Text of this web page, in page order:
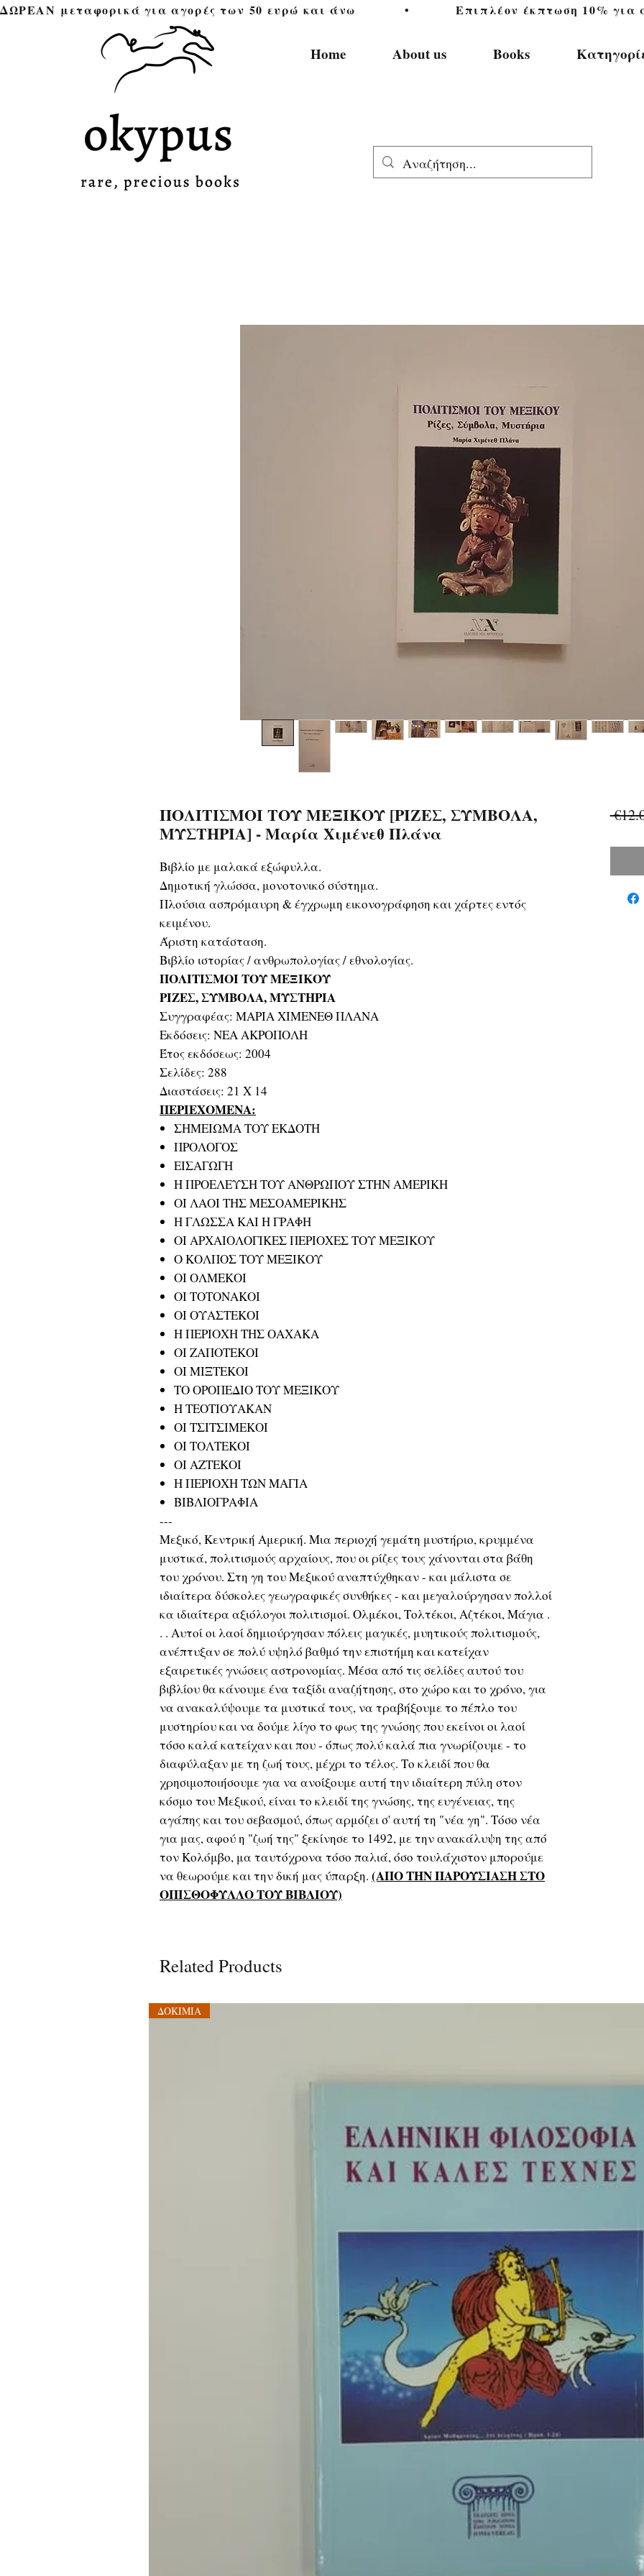
ΔΩΡΕΑΝ μεταφορικά για αγορές των 50 ευρώ και άνω            •           Επιπλέον έκπτωση 10%
Home About us Books
ΠΟΛΙΤΙΣΜΟΙ ΤΟΥ ΜΕΞΙΚΟΥ [ΡΙΖΕΣ, ΣΥΜΒΟΛΑ,
ΜΥΣΤΗΡΙΑ] - Μαρία Χιμένεθ Πλάνα
Βιβλίο με μαλακά εξώφυλλα.
Δημοτική γλώσσα, μονοτονικό σύστημα.
Πλούσια ασπρόμαυρη & έγχρωμη εικονογράφηση και χάρτες εντός
κειμένου.
Άριστη κατάσταση.
Βιβλίο ιστορίας / ανθρωπολογίας / εθνολογίας.
ΠΟΛΙΤΙΣΜΟΙ ΤΟΥ ΜΕΞΙΚΟΥ
ΡΙΖΕΣ, ΣΥΜΒΟΛΑ, ΜΥΣΤΗΡΙΑ
Συγγραφέας: ΜΑΡΙΑ ΧΙΜΕΝΕΘ ΠΛΑΝΑ
Εκδόσεις: ΝΕΑ ΑΚΡΟΠΟΛΗ
Έτος εκδόσεως: 2004
Σελίδες: 288
Διαστάσεις: 21 Χ 14
ΠΕΡΙΕΧΟΜΕΝΑ:
ΣΗΜΕΙΩΜΑ ΤΟΥ ΕΚΔΟΤΗ
ΠΡΟΛΟΓΟΣ
ΕΙΣΑΓΩΓΗ
Η ΠΡΟΕΛΕΥΣΗ ΤΟΥ ΑΝΘΡΩΠΟΥ ΣΤΗΝ ΑΜΕΡΙΚΗ
ΟΙ ΛΑΟΙ ΤΗΣ ΜΕΣΟΑΜΕΡΙΚΗΣ
Η ΓΛΩΣΣΑ ΚΑΙ Η ΓΡΑΦΗ
ΟΙ ΑΡΧΑΙΟΛΟΓΙΚΕΣ ΠΕΡΙΟΧΕΣ ΤΟΥ ΜΕΞΙΚΟΥ
Ο ΚΟΛΠΟΣ ΤΟΥ ΜΕΞΙΚΟΥ
ΟΙ ΟΛΜΕΚΟΙ
ΟΙ ΤΟΤΟΝΑΚΟΙ
ΟΙ ΟΥΑΣΤΕΚΟΙ
Η ΠΕΡΙΟΧΗ ΤΗΣ ΟΑΧΑΚΑ
ΟΙ ΖΑΠΟΤΕΚΟΙ
ΟΙ ΜΙΞΤΕΚΟΙ
ΤΟ ΟΡΟΠΕΔΙΟ ΤΟΥ ΜΕΞΙΚΟΥ
Η ΤΕΟΤΙΟΥΑΚΑΝ
ΟΙ ΤΣΙΤΣΙΜΕΚΟΙ
ΟΙ ΤΟΛΤΕΚΟΙ
ΟΙ ΑΖΤΕΚΟΙ
Η ΠΕΡΙΟΧΗ ΤΩΝ ΜΑΓΙΑ
ΒΙΒΛΙΟΓΡΑΦΙΑ
---
Μεξικό, Κεντρική Αμερική. Μια περιοχή γεμάτη μυστήριο, κρυμμένα
μυστικά, πολιτισμούς αρχαίους, που οι ρίζες τους χάνονται στα βάθη
του χρόνου. Στη γη του Μεξικού αναπτύχθηκαν - και μάλιστα σε
ιδιαίτερα δύσκολες γεωγραφικές συνθήκες - και μεγαλούργησαν πολλοί
κα ιδιαίτερα αξιόλογοι πολιτισμοί. Ολμέκοι, Τολτέκοι, Αζτέκοι, Μάγια .
. . Αυτοί οι λαοί δημιούργησαν πόλεις μαγικές, μυητικούς πολιτισμούς,
ανέπτυξαν σε πολύ υψηλό βαθμό την επιστήμη και κατείχαν
εξαιρετικές γνώσεις αστρονομίας. Μέσα από τις σελίδες αυτού του
βιβλίου θα κάνουμε ένα ταξίδι αναζήτησης, στο χώρο και το χρόνο, για
να ανακαλύψουμε τα μυστικά τους, να τραβήξουμε το πέπλο του
μυστηρίου και να δούμε λίγο το φως της γνώσης που εκείνοι οι λαοί
τόσο καλά κατείχαν και που - όπως πολύ καλά πια γνωρίζουμε - το
διαφύλαξαν με τη ζωή τους, μέχρι το τέλος. Το κλειδί που θα
χρησιμοποιήσουμε για να ανοίξουμε αυτή την ιδιαίτερη πύλη στον
κόσμο του Μεξικού, είναι το κλειδί της γνώσης, της ευγένειας, της
αγάπης και του σεβασμού, όπως αρμόζει σ' αυτή τη "νέα γη". Τόσο νέα
για μας, αφού η "ζωή της" ξεκίνησε το 1492, με την ανακάλυψη της από
τον Κολόμβο, μα ταυτόχρονα τόσο παλιά, όσο τουλάχιστον μπορούμε
να θεωρούμε και την δική μας ύπαρξη. (ΑΠΟ ΤΗΝ ΠΑΡΟΥΣΙΑΣΗ ΣΤΟ
ΟΠΙΣΘΟΦΥΛΛΟ ΤΟΥ ΒΙΒΛΙΟΥ)
Related Products
ΔΟΚΙΜΙΑ